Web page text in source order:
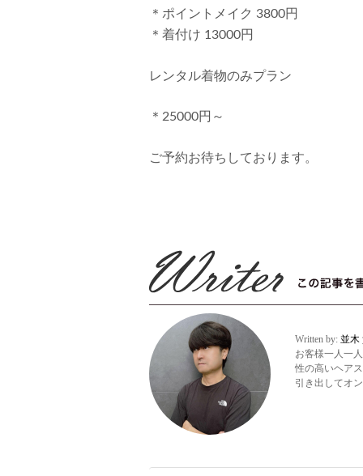
＊ポイントメイク 3800円
＊着付け 13000円
レンタル着物のみプラン
＊25000円～
ご予約お待ちしております。
Written by: 並木
お客様一人一
性の高いヘア
引き出してオ